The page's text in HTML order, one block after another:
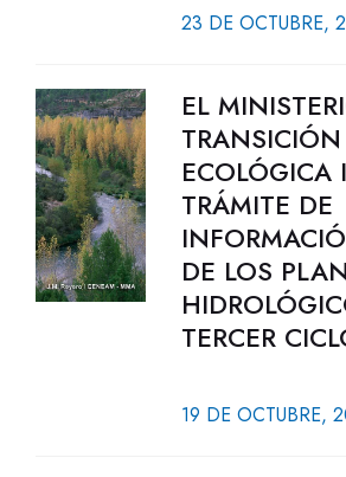
23 DE OCTUBRE,
EL
TRANSICIÓN
ECOLÓGICA
TRÁMITE DE
DE LOS
TERCER
19 DE OCTUBRE,